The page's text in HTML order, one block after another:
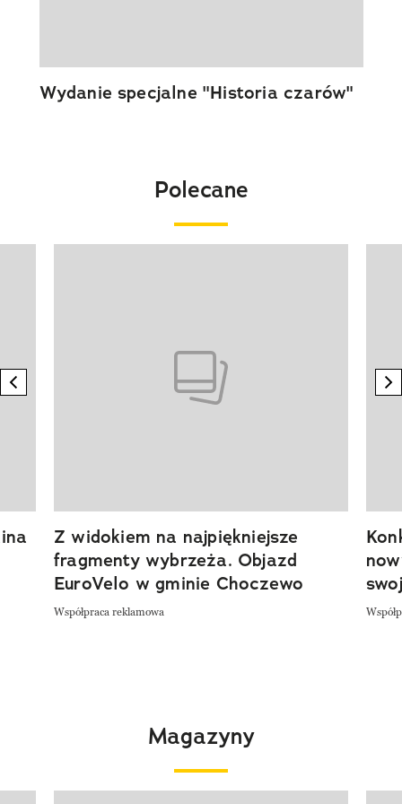
Wydanie specjalne "Historia czarów"
Polecane
previous element
Z widokiem na najpiękniejsze
fragmenty wybrzeża. Objazd
EuroVelo w gminie Choczewo
Współpraca reklamowa
Magazyny